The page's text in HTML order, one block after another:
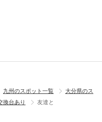
九州のスポット一覧
大分県のス
換台あり 友達と